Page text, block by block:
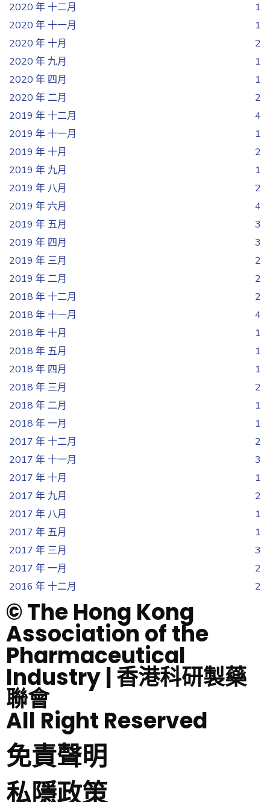
2020 年 十二月
1
2020 年 十一月
1
2020 年 十月
2
2020 年 九月
1
2020 年 四月
1
2020 年 二月
2
2019 年 十二月
4
2019 年 十一月
1
2019 年 十月
2
2019 年 九月
1
2019 年 八月
2
2019 年 六月
4
2019 年 五月
3
2019 年 四月
3
2019 年 三月
2
2019 年 二月
2
2018 年 十二月
2
2018 年 十一月
4
2018 年 十月
1
2018 年 五月
1
2018 年 四月
1
2018 年 三月
2
2018 年 二月
1
2018 年 一月
1
2017 年 十二月
2
2017 年 十一月
3
2017 年 十月
1
2017 年 九月
2
2017 年 八月
1
2017 年 五月
1
2017 年 三月
3
2017 年 一月
2
2016 年 十二月
2
© The Hong Kong
Association of the
Pharmaceutical
Industry | 香港科研製藥
聯會
All Right Reserved
免責聲明
私隱政策